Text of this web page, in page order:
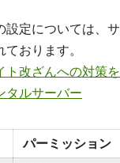
設定については、
おります。
ト改ざんへの対策
タルサーバー
パーミッション